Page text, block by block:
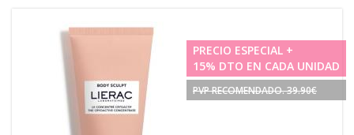
PRECIO ESPECIAL +
15% DTO EN CADA UNIDAD
PVP RECOMENDADO. 39.90€